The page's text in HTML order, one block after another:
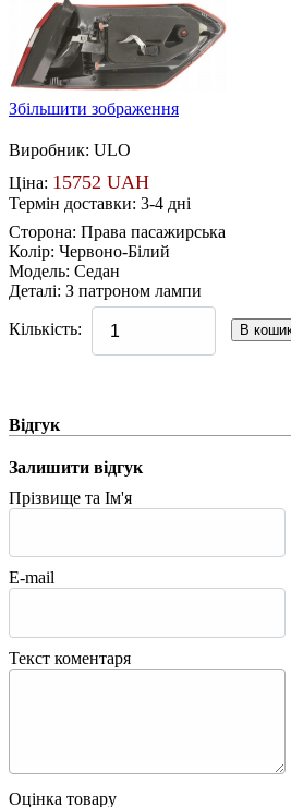
Збільшити зображення
Виробник: ULO
Ціна: 15752 UAH
Термін доставки: 3-4 дні
Сторона: Права пасажирська
Колір: Червоно-Білий
Модель: Седан
Деталі: З патроном лампи
Кількість:
Відгук
Залишити відгук
Прізвище та Ім'я
E-mail
Текст коментаря
Оцінка товару